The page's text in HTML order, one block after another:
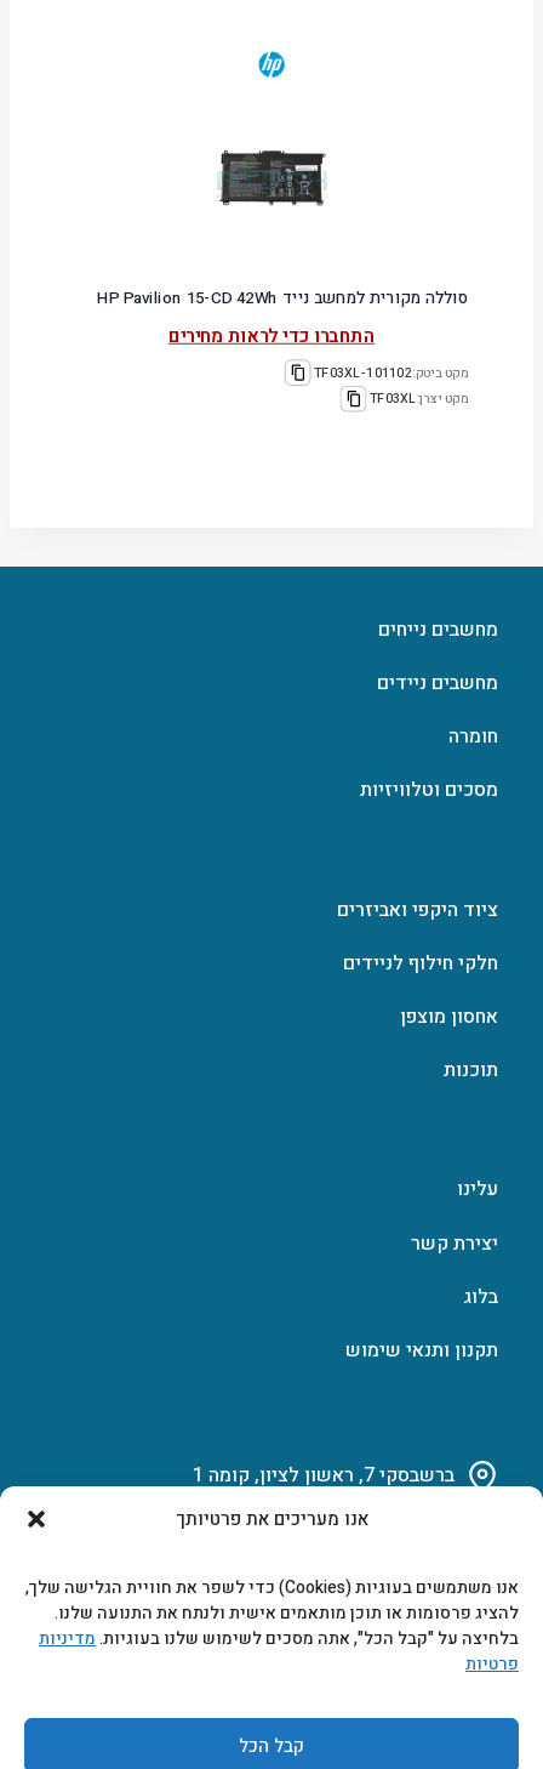
אנו מעריכים את פרטיותך
אנו משתמשים בעוגיות (Cookies) כדי לשפר את חוויית הגלישה שלך,
להציג פרסומות או תוכן מותאמים אישית ולנתח את התנועה שלנו.
בלחיצה על "קבל הכל", אתה מסכים לשימוש שלנו בעוגיות.מדיניות
פרטיות
קבל הכל
סוללה מקורית למחשב נייד HP Pavilion 15-CD 42Wh
התחברו כדי לראות מחירים
מקט ביטק:101102-TF03XL
מקט יצרן:TF03XL
מחשבים נייחים
מחשבים ניידים
חומרה
מסכים וטלוויזיות
ציוד היקפי ואביזרים
חלקי חילוף לניידים
אחסון מוצפן
תוכנות
עלינו
יצירת קשר
בלוג
תקנון ותנאי שימוש
ברשבסקי 7, ראשון לציון, קומה 1
marketing@b-tech.co.il